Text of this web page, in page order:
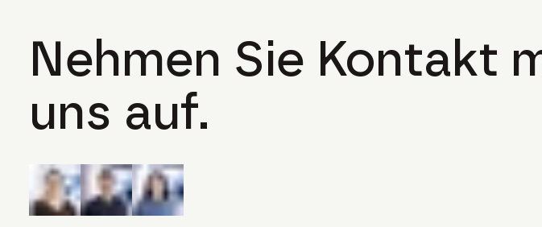
Nehmen Sie Kontakt
uns auf.